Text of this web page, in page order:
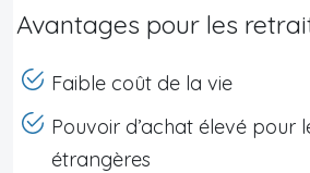
Avantages pour les
Faible coût de la vie
Pouvoir d’achat élevé pour
étrangères